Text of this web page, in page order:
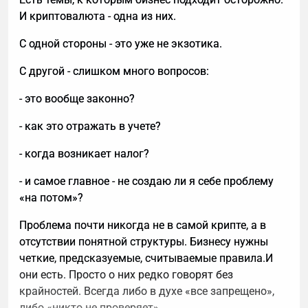
И криптовалюта - одна из них.
С одной стороны - это уже не экзотика.
С другой - слишком много вопросов:
- это вообще законно?
- как это отражать в учете?
- когда возникает налог?
- и самое главное - не создаю ли я себе проблему
«на потом»?
Проблема почти никогда не в самой крипте, а в
отсутствии понятной структуры. Бизнесу нужны
четкие, предсказуемые, считываемые правила.И
они есть. Просто о них редко говорят без
крайностей. Всегда либо в духе «все запрещено»,